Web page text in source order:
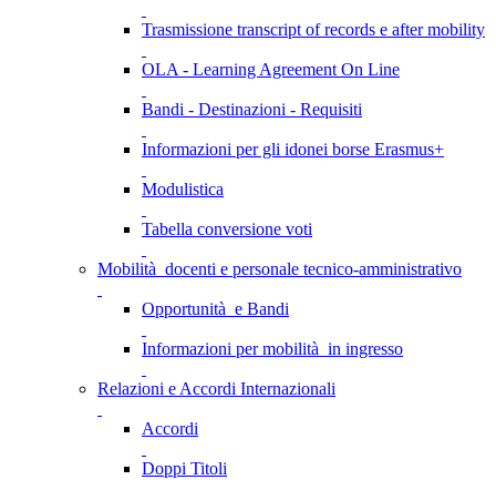
Trasmissione transcript of records e after mobility
OLA - Learning Agreement On Line
Bandi - Destinazioni - Requisiti
Informazioni per gli idonei borse Erasmus+
Modulistica
Tabella conversione voti
Mobilità docenti e personale tecnico-amministrativo
Opportunità e Bandi
Informazioni per mobilità in ingresso
Relazioni e Accordi Internazionali
Accordi
Doppi Titoli